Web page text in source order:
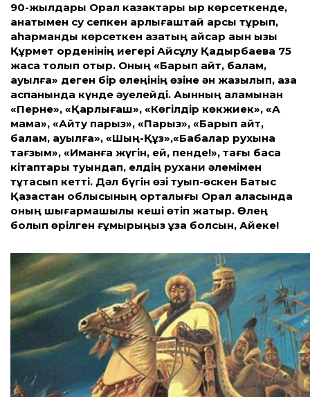
90-жылдары Орал казактары қыр көрсеткенде,
қанатымен су сепкен қарлығаштай қарсы тұрып,
қаһармандық көрсеткен қазақтың қайсар ақын қызы
Құрмет орденінің иегері Айсұлу Қадырбаева 75
жасқа толып отыр. Оның «Барып қайт, балам,
ауылға» деген бір өлеңінің өзіне ән жазылып, қазақ
аспанында күнде әуелейді. Ақынның қаламынан
«Перне», «Қарлығаш», «Көгілдір көкжиек», «Ақ
мама», «Айту парыз», «Парыз», «Барып қайт,
балам, ауылға», «Шың-Құз»,«Бабалар рухына
тағзым», «Иманға жүгін, ей, пенде!», тағы басқа
кітаптары туындап, елдің рухани әлемімен
тұтасып кетті. Дәл бүгін өзі туып-өскен Батыс
Қазақстан облысының орталығы Орал қаласында
оның шығармашылық кеші өтіп жатыр. Өлең
болып өрілген ғұмырыңыз ұзақ болсын, Айеке!